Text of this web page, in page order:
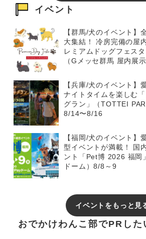
イベント
【群馬/犬のイベント】
大集結！ 冷房完備の屋
レミアムドッグフェス
（Gメッセ群馬 屋内展
【兵庫/犬のイベント】
ナイトタイムを楽しむ
グラン」（TOTTEI
8/14〜8/16
【福岡/犬のイベント】
型イベントが満載！ 国
ント「Pet博 2026 福岡
ドーム）8/8～9
イベントをもっと見
おでかけわんこ部でPRした